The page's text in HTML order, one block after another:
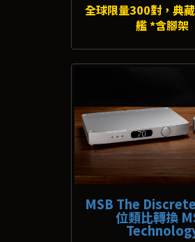
全球限量300對，典
艦 *含腳架
MSB The
位類比轉換